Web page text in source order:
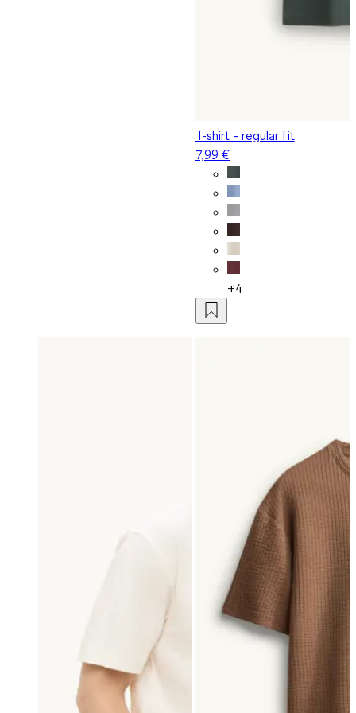
T-shirt - regular fit
7,99 €
+4